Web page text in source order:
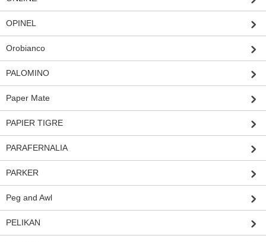
OPINEL
Orobianco
PALOMINO
Paper Mate
PAPIER TIGRE
PARAFERNALIA
PARKER
Peg and Awl
PELIKAN